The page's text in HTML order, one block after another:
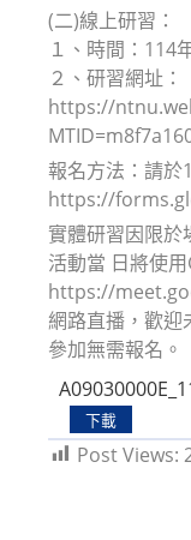
(二)線上研習：
１、時間：114
２、研習網址：
https://
報名方法：請於
https://
實體研習因限於
活動當 日將使
https://
網路直播，歡迎
參加無需報名。
下載
Post Views: